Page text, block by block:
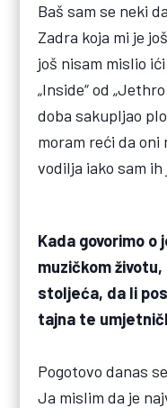
Baš sam se neki
Zadra koja mi je
još nisam mislio
„Inside“ od
doba sakupljao
moram reći da oni
vodilja iako sam ih
Kada govorimo o
muzičkom
stoljeća, da li
tajna te
Pogotovo danas
Ja mislim da je